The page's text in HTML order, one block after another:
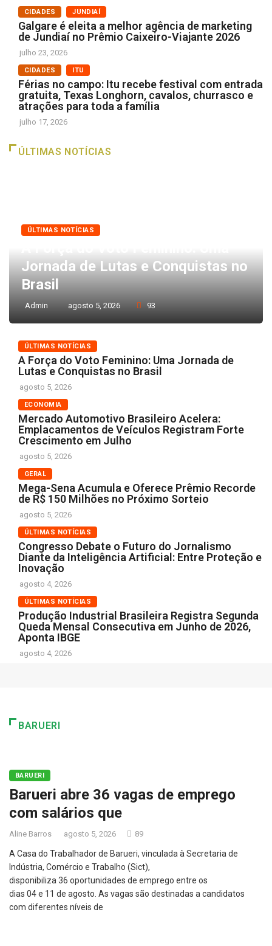
CIDADES JUNDIAÍ
Galgare é eleita a melhor agência de marketing
de Jundiaí no Prêmio Caixeiro-Viajante 2026
julho 23, 2026
CIDADES ITU
Férias no campo: Itu recebe festival com entrada
gratuita, Texas Longhorn, cavalos, churrasco e
atrações para toda a família
julho 17, 2026
ÚLTIMAS NOTÍCIAS
ÚLTIMAS NOTÍCIAS
Jornada de Lutas e Conquistas no
Brasil
Admin agosto 5, 2026 93
ÚLTIMAS NOTÍCIAS
A Força do Voto Feminino: Uma Jornada de
Lutas e Conquistas no Brasil
agosto 5, 2026
ECONOMIA
Mercado Automotivo Brasileiro Acelera:
Emplacamentos de Veículos Registram Forte
Crescimento em Julho
agosto 5, 2026
GERAL
Mega-Sena Acumula e Oferece Prêmio Recorde
de R$ 150 Milhões no Próximo Sorteio
agosto 5, 2026
ÚLTIMAS NOTÍCIAS
Congresso Debate o Futuro do Jornalismo
Diante da Inteligência Artificial: Entre Proteção e
Inovação
agosto 4, 2026
ÚLTIMAS NOTÍCIAS
Produção Industrial Brasileira Registra Segunda
Queda Mensal Consecutiva em Junho de 2026,
Aponta IBGE
agosto 4, 2026
BARUERI
BARUERI
Barueri abre 36 vagas de emprego
com salários que
Aline Barros agosto 5, 2026 89
A Casa do Trabalhador de Barueri, vinculada à Secretaria de
Indústria, Comércio e Trabalho (Sict),
disponibiliza 36 oportunidades de emprego entre os
dias 04 e 11 de agosto. As vagas são destinadas a candidatos
com diferentes níveis de